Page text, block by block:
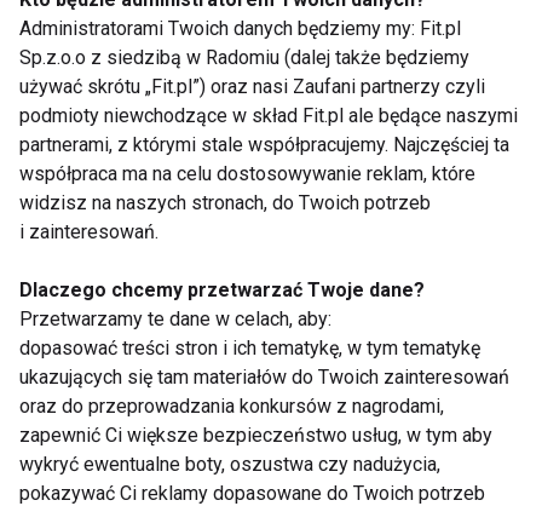
bądź Body Art.:
Administratorami Twoich danych będziemy my: Fit.pl
Sp.z.o.o z siedzibą w Radomiu (dalej także będziemy
używać skrótu „Fit.pl”) oraz nasi Zaufani partnerzy czyli
podmioty niewchodzące w skład Fit.pl ale będące naszymi
partnerami, z którymi stale współpracujemy. Najczęściej ta
współpraca ma na celu dostosowywanie reklam, które
widzisz na naszych stronach, do Twoich potrzeb
i zainteresowań.
Dlaczego chcemy przetwarzać Twoje dane?
Przetwarzamy te dane w celach, aby:
dopasować treści stron i ich tematykę, w tym tematykę
ukazujących się tam materiałów do Twoich zainteresowań
oraz do przeprowadzania konkursów z nagrodami,
zapewnić Ci większe bezpieczeństwo usług, w tym aby
wykryć ewentualne boty, oszustwa czy nadużycia,
pokazywać Ci reklamy dopasowane do Twoich potrzeb